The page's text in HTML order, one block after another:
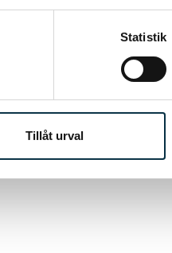
Statistik
Tillåt urval